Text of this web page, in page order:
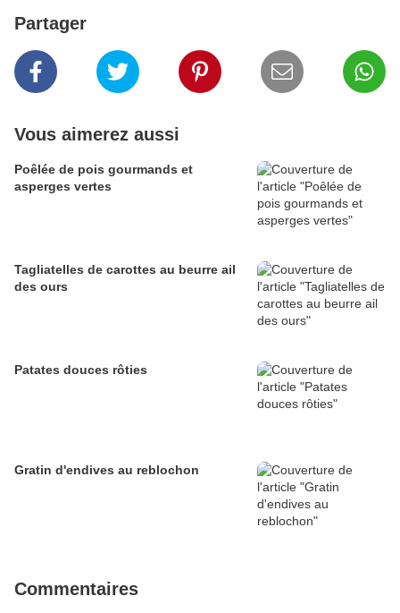
Partager
Vous aimerez aussi
Poêlée de pois gourmands et
asperges vertes
Tagliatelles de carottes au beurre ail
des ours
Patates douces rôties
Gratin d'endives au reblochon
Commentaires